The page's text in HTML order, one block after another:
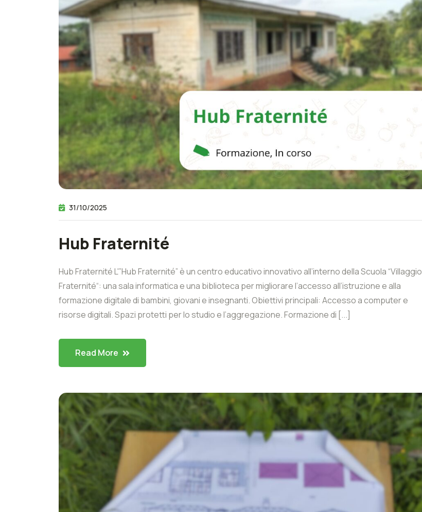
31/10/2025
Hub Fraternité
Hub Fraternité L'”Hub Fraternité” è un centro educativo innovativo all’interno della Scuola “Villaggio
Fraternité“: una sala informatica e una biblioteca per migliorare l’accesso all’istruzione e alla
formazione digitale di bambini, giovani e insegnanti. Obiettivi principali: Accesso a computer e
risorse digitali. Spazi protetti per lo studio e l’aggregazione. Formazione di [...]
Read More